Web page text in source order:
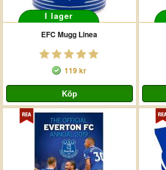
I lager
EFC Mugg Linea
119 kr